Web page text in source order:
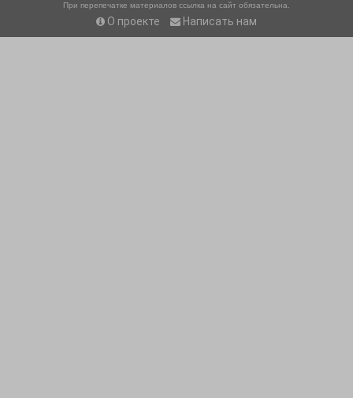
При перепечатке материалов ссылка на сайт обязательна.
О проекте Написать нам